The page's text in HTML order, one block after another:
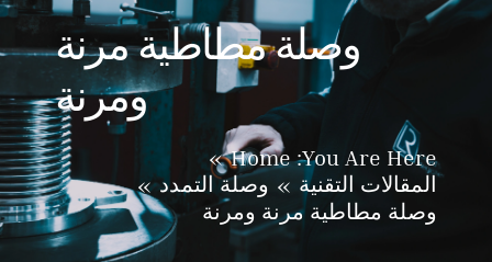
الرئيسية
المنتجات
وصلة مطاطية مرنة
ومرنة
You Are Here:
Home
المقالات التقنية
وصلة التمدد
وصلة مطاطية مرنة ومرنة